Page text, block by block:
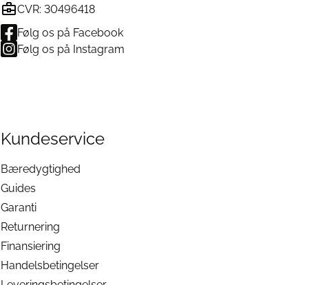
CVR: 30496418
Følg os på Facebook
Følg os på Instagram
Kundeservice
Bæredygtighed
Guides
Garanti
Returnering
Finansiering
Handelsbetingelser